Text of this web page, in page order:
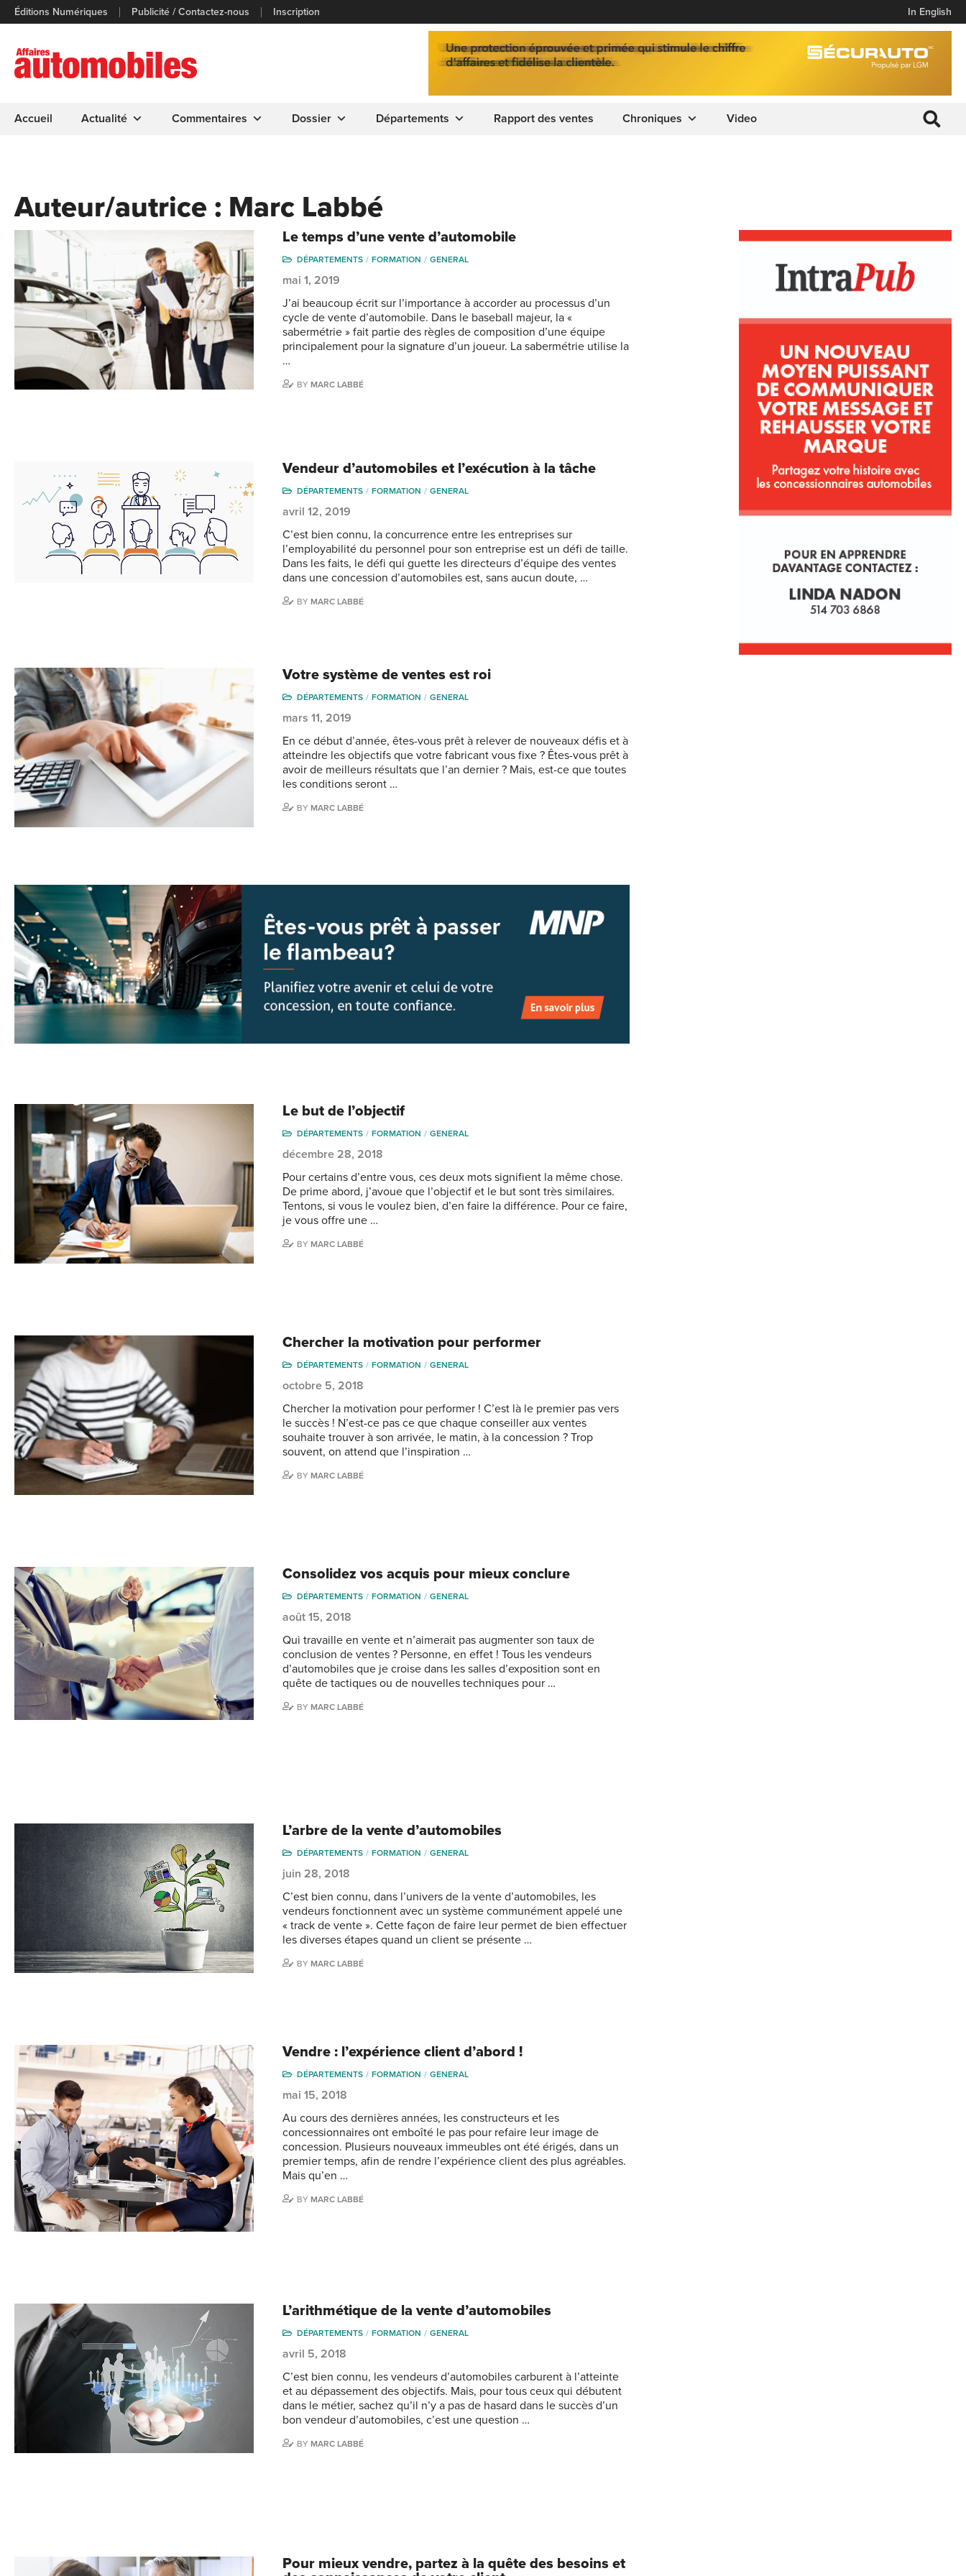
Éditions Numériques Publicité / Contactez-nous Inscription In English
Accueil Actualité Commentaires Dossier Départements Rapport des ventes Chroniques Video
Auteur/autrice : Marc Labbé
Le temps d’une vente d’automobile
DÉPARTEMENTS FORMATION GENERAL
mai 1, 2019
J’ai beaucoup écrit sur l’importance à accorder au processus d’un
cycle de vente d’automobile. Dans le baseball majeur, la «
sabermétrie » fait partie des règles de composition d’une équipe
principalement pour la signature d’un joueur. La sabermétrie utilise la
…
BY MARC LABBÉ
Vendeur d’automobiles et l’exécution à la tâche
DÉPARTEMENTS FORMATION GENERAL
avril 12, 2019
C’est bien connu, la concurrence entre les entreprises sur
l’employabilité du personnel pour son entreprise est un défi de taille.
Dans les faits, le défi qui guette les directeurs d’équipe des ventes
dans une concession d’automobiles est, sans aucun doute, …
BY MARC LABBÉ
Votre système de ventes est roi
DÉPARTEMENTS FORMATION GENERAL
mars 11, 2019
En ce début d’année, êtes-vous prêt à relever de nouveaux défis et à
atteindre les objectifs que votre fabricant vous fixe ? Êtes-vous prêt à
avoir de meilleurs résultats que l’an dernier ? Mais, est-ce que toutes
les conditions seront …
BY MARC LABBÉ
Le but de l’objectif
DÉPARTEMENTS FORMATION GENERAL
décembre 28, 2018
Pour certains d’entre vous, ces deux mots signifient la même chose.
De prime abord, j’avoue que l’objectif et le but sont très similaires.
Tentons, si vous le voulez bien, d’en faire la différence. Pour ce faire,
je vous offre une …
BY MARC LABBÉ
Chercher la motivation pour performer
DÉPARTEMENTS FORMATION GENERAL
octobre 5, 2018
Chercher la motivation pour performer ! C’est là le premier pas vers
le succès ! N’est-ce pas ce que chaque conseiller aux ventes
souhaite trouver à son arrivée, le matin, à la concession ? Trop
souvent, on attend que l’inspiration …
BY MARC LABBÉ
Consolidez vos acquis pour mieux conclure
DÉPARTEMENTS FORMATION GENERAL
août 15, 2018
Qui travaille en vente et n’aimerait pas augmenter son taux de
conclusion de ventes ? Personne, en effet ! Tous les vendeurs
d’automobiles que je croise dans les salles d’exposition sont en
quête de tactiques ou de nouvelles techniques pour …
BY MARC LABBÉ
L’arbre de la vente d’automobiles
DÉPARTEMENTS FORMATION GENERAL
juin 28, 2018
C’est bien connu, dans l’univers de la vente d’automobiles, les
vendeurs fonctionnent avec un système communément appelé une
« track de vente ». Cette façon de faire leur permet de bien effectuer
les diverses étapes quand un client se présente …
BY MARC LABBÉ
Vendre : l’expérience client d’abord !
DÉPARTEMENTS FORMATION GENERAL
mai 15, 2018
Au cours des dernières années, les constructeurs et les
concessionnaires ont emboîté le pas pour refaire leur image de
concession. Plusieurs nouveaux immeubles ont été érigés, dans un
premier temps, afin de rendre l’expérience client des plus agréables.
Mais qu’en …
BY MARC LABBÉ
L’arithmétique de la vente d’automobiles
DÉPARTEMENTS FORMATION GENERAL
avril 5, 2018
C’est bien connu, les vendeurs d’automobiles carburent à l’atteinte
et au dépassement des objectifs. Mais, pour tous ceux qui débutent
dans le métier, sachez qu’il n’y a pas de hasard dans le succès d’un
bon vendeur d’automobiles, c’est une question …
BY MARC LABBÉ
Pour mieux vendre, partez à la quête des besoins et